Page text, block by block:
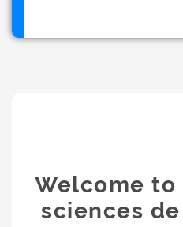
Welcome to
sciences